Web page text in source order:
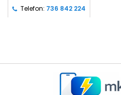
Telefon: 736 842 224